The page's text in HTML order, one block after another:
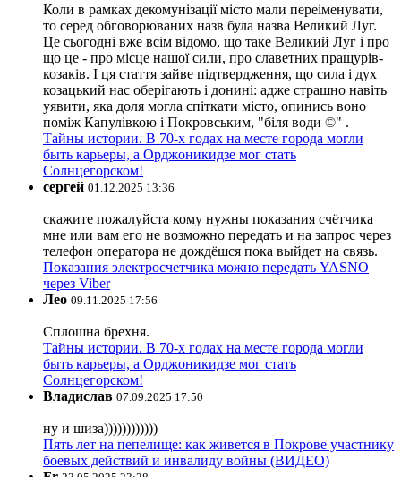
Коли в рамках декомунізації місто мали переіменувати,
то серед обговорюваних назв була назва Великий Луг.
Це сьогодні вже всім відомо, що таке Великий Луг і про
що це - про місце нашої сили, про славетних пращурів-
козаків. І ця стаття зайве підтвердження, що сила і дух
козацький нас оберігають і донині: адже страшно навіть
уявити, яка доля могла спіткати місто, опинись воно
поміж Капулівкою і Покровським, "біля води ©" .
Тайны истории. В 70-х годах на месте города могли
быть карьеры, а Орджоникидзе мог стать
Солнцегорском!
сергей 01.12.2025 13:36
скажите пожалуйста кому нужны показания счётчика
мне или вам его не возможно передать и на запрос через
телефон оператора не дождёшся пока выйдет на связь.
Показания электросчетчика можно передать YASNO
через Viber
Лео 09.11.2025 17:56
Сплошна брехня.
Тайны истории. В 70-х годах на месте города могли
быть карьеры, а Орджоникидзе мог стать
Солнцегорском!
Владислав 07.09.2025 17:50
ну и шиза))))))))))))
Пять лет на пепелище: как живется в Покрове участнику
боевых действий и инвалиду войны (ВИДЕО)